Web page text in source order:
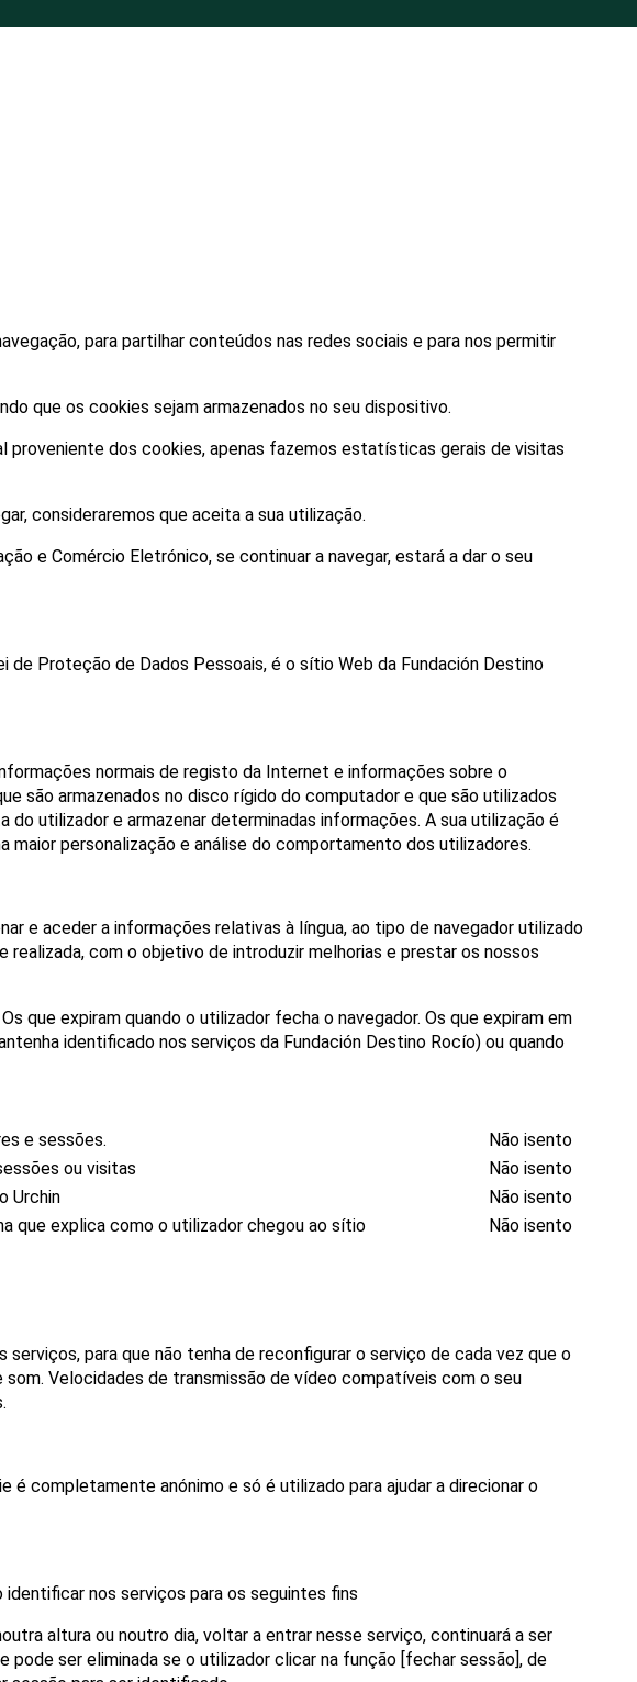
para partilhar conteúdos nas redes sociais e para nos permitir
que os cookies sejam armazenados no seu dispositivo.
proveniente dos cookies, apenas fazemos estatísticas gerais de visitas
consideraremos que aceita a sua utilização.
e Comércio Eletrónico, se continuar a navegar, estará a dar o seu
Proteção de Dados Pessoais, é o sítio Web da Fundación Destino
normais de registo da Internet e informações sobre o
são armazenados no disco rígido do computador e que são utilizados
utilizador e armazenar determinadas informações. A sua utilização é
personalização e análise do comportamento dos utilizadores.
e aceder a informações relativas à língua, ao tipo de navegador utilizado
com o objetivo de introduzir melhorias e prestar os nossos
que expiram quando o utilizador fecha o navegador. Os que expiram em
identificado nos serviços da Fundación Destino Rocío) ou quando
e sessões.
Não isento
ou visitas
Não isento
Urchin
Não isento
que explica como o utilizador chegou ao sítio Não isento
para que não tenha de reconfigurar o serviço de cada vez que o
Velocidades de transmissão de vídeo compatíveis com o seu
completamente anónimo e só é utilizado para ajudar a direcionar o
nos serviços para os seguintes fins
altura ou noutro dia, voltar a entrar nesse serviço, continuará a ser
ser eliminada se o utilizador clicar na função [fechar sessão], de